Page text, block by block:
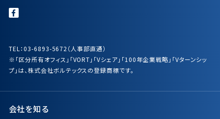
会社を知る
TEL：03-6893-5672（人事部直通）
※「区分所有オフィス」「VORT」「Vシェア」「100年企業戦略」「Vターンシッ
プ」は、株式会社ボルテックスの登録商標です。